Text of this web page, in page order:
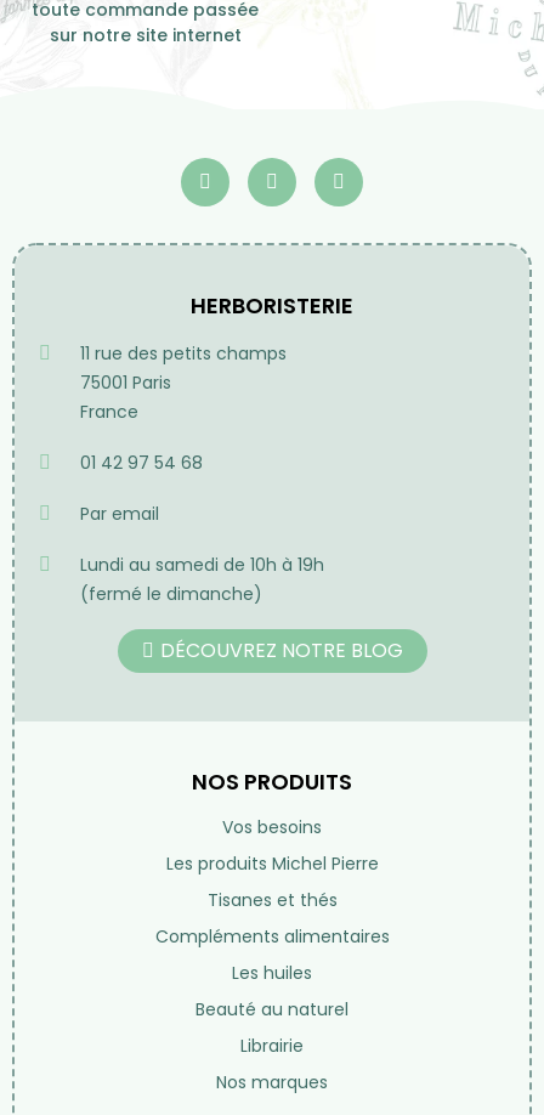
toute commande passée
sur notre site internet
HERBORISTERIE
11 rue des petits champs
75001 Paris
France
01 42 97 54 68
Par email
Lundi au samedi de 10h à 19h
(fermé le dimanche)
DÉCOUVREZ NOTRE BLOG
NOS PRODUITS
Vos besoins
Les produits Michel Pierre
Tisanes et thés
Compléments alimentaires
Les huiles
Beauté au naturel
Librairie
Nos marques